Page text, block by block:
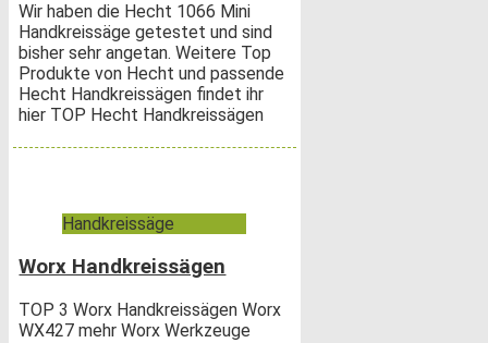
Wir haben die Hecht 1066 Mini
Handkreissäge getestet und sind
bisher sehr angetan. Weitere Top
Produkte von Hecht und passende
Hecht Handkreissägen findet ihr
hier TOP Hecht Handkreissägen
Handkreissäge
Worx Handkreissägen
TOP 3 Worx Handkreissägen Worx
WX427 mehr Worx Werkzeuge